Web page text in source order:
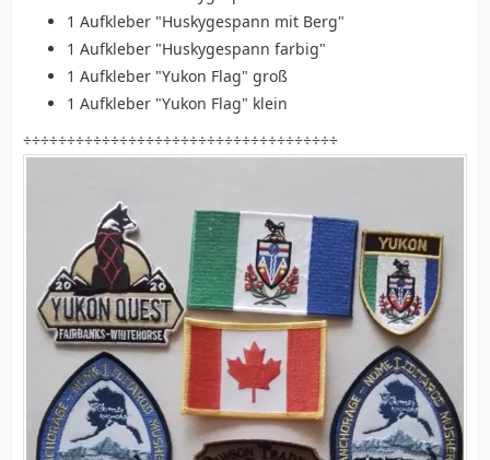
1 Aufkleber "Huskygespann mit Berg"
1 Aufkleber "Huskygespann farbig"
1 Aufkleber "Yukon Flag" groß
1 Aufkleber "Yukon Flag" klein
÷÷÷÷÷÷÷÷÷÷÷÷÷÷÷÷÷÷÷÷÷÷÷÷÷÷÷÷÷÷÷÷÷÷÷÷